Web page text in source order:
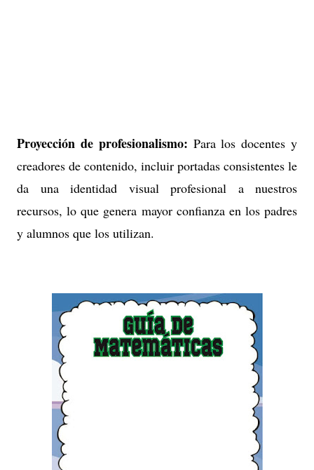
Proyección de profesionalismo: Para los docentes y
creadores de contenido, incluir portadas consistentes le
da una identidad visual profesional a nuestros
recursos, lo que genera mayor confianza en los padres
y alumnos que los utilizan.